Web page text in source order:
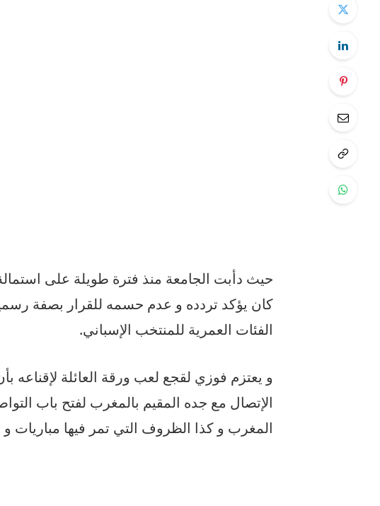
حيث دأبت الجامعة منذ فترة طويلة على
كان يؤكد تردده و عدم حسمه للقرار بصفة
الفئات العمرية للمنتخب الإسباني.
و يعتزم فوزي لقجع لعب ورقة العائلة
الإتصال مع جده المقيم بالمغرب لفتح باب
المغرب و كذا الظروف التي تمر فيها